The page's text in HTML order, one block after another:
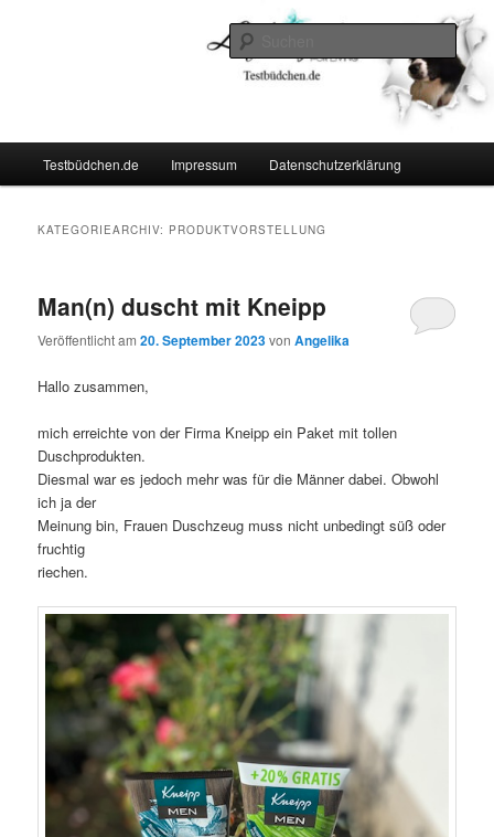
Testbüdchen.de Impressum Datenschutzerklärung
KATEGORIEARCHIV: PRODUKTVORSTELLUNG
Man(n) duscht mit Kneipp
Veröffentlicht am20. September 2023vonAngelika
Hallo zusammen,
mich erreichte von der Firma Kneipp ein Paket mit tollen
Duschprodukten.
Diesmal war es jedoch mehr was für die Männer dabei. Obwohl
ich ja der
Meinung bin, Frauen Duschzeug muss nicht unbedingt süß oder
fruchtig
riechen.